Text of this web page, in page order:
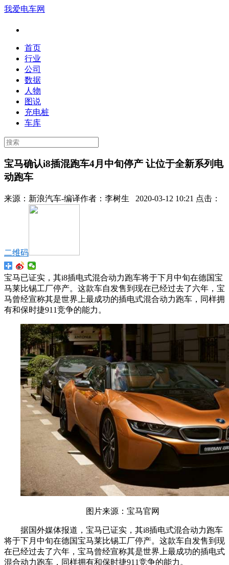
我爱电车网
首页
行业
公司
数据
人物
图说
充电桩
车库
宝马确认i8插混跑车4月中旬停产 让位于全新系列电
动跑车
来源： 新浪汽车-编译作者： 李树生 2020-03-12 10:21 点击：
二维码
宝马已证实，其i8插电式混合动力跑车将于下月中旬在德国宝
马莱比锡工厂停产。这款车自发售到现在已经过去了六年，宝
马曾经宣称其是世界上最成功的插电式混合动力跑车，同样拥
有和保时捷911竞争的能力。
图片来源：宝马官网
据国外媒体报道，宝马已证实，其i8插电式混合动力跑车
将于下月中旬在德国宝马莱比锡工厂停产。这款车自发售到现
在已经过去了六年，宝马曾经宣称其是世界上最成功的插电式
混合动力跑车，同样拥有和保时捷911竞争的能力。